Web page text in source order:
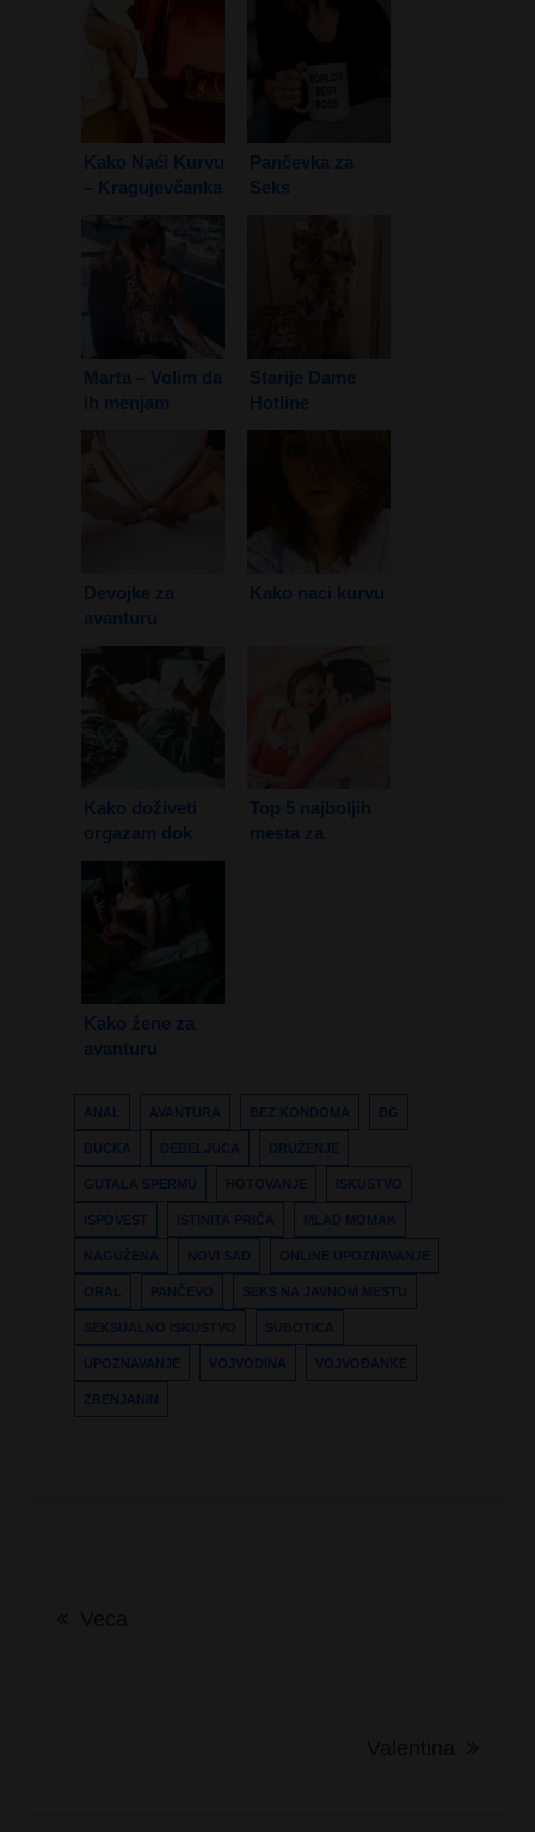
Kako Naći Kurvu
– Kragujevčanka
Pančevka za
Seks
Marta – Volim da
ih menjam
Starije Dame
Hotline
Devojke za
avanturu
Kako naci kurvu
Kako doživeti
orgazam dok
Spavamo?
Top 5 najboljih
mesta za
Kako žene za
avanturu
savršenog
ljubavnika?
ANAL AVANTURA BEZ KONDOMA BG
BUCKA DEBELJUCA DRUŽENJE
GUTALA SPERMU HOTOVANJE ISKUSTVO
ISPOVEST ISTINITA PRIČA MLAD MOMAK
NAGUŽENA NOVI SAD ONLINE UPOZNAVANJE
ORAL PANČEVO SEKS NA JAVNOM MESTU
SEKSUALNO ISKUSTVO SUBOTICA
UPOZNAVANJE VOJVODINA VOJVOĐANKE
ZRENJANIN